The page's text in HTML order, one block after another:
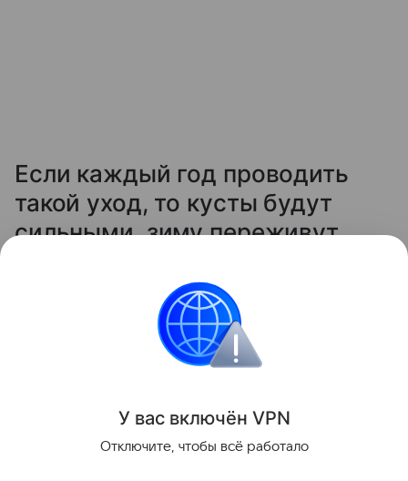
Если каждый год проводить
такой уход, то кусты будут
сильными, зиму переживут
отблагодарят вас крупной и
сладкой ягодой.
У вас включён VPN
Отключите, чтобы всё работало